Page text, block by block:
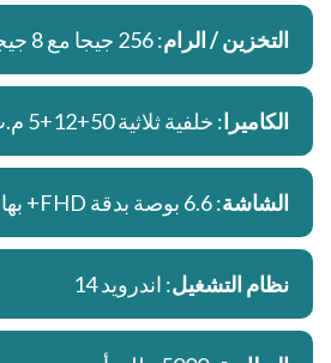
التخزين / الرام: 256 جيجا مع 8 جيجا رام
الكاميرا: خلفية ثلاثية 50+12+5 م.ب. / امامية 32 م.ب.
الشاشة: 6.6 بوصة بدقة FHD+ بها ثقب صغير
نظام التشغيل: اندرويد 14